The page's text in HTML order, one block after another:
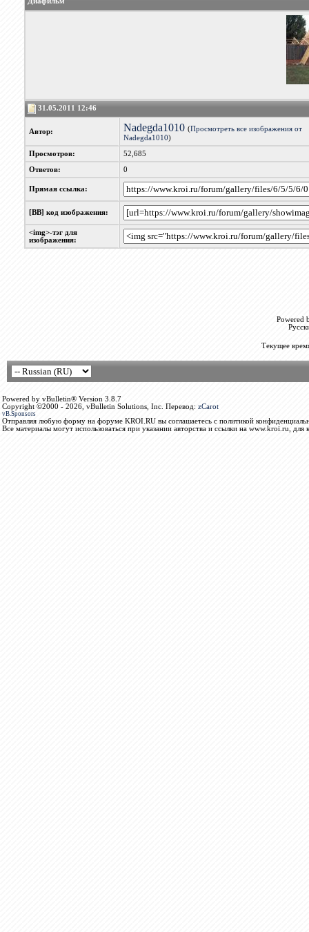
31.05.2011 12:46
Автор: Nadegda1010 (Просмотреть все изображения от
Nadegda1010)
Просмотров: 52,685
Ответов: 0
Прямая ссылка:
[BB] код изображения:
<img>-тэг для
изображения:
Powered
Текущее
Powered by vBulletin® Version 3.8.7
Copyright ©2000 - 2026, vBulletin Solutions, Inc. Перевод: zCarot
vB.Sponsors
Отправляя любую форму на форуме KROI.RU вы соглашаетесь с политикой
Все материалы могут использоваться при указании авторства и ссылки на www.kroi.ru, для